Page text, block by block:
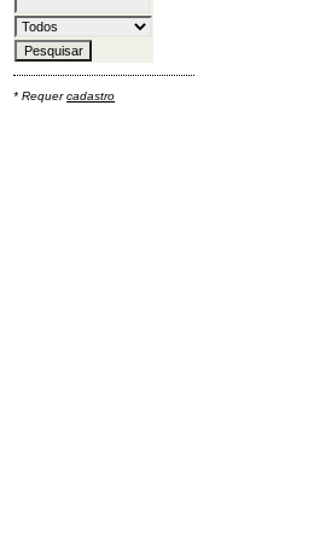
* Requercadastro